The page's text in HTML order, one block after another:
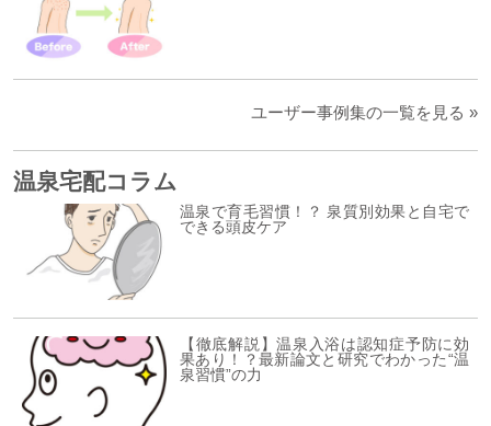
ユーザー事例集の一覧を見る »
温泉宅配コラム
温泉で育毛習慣！？ 泉質別効果と自宅で
できる頭皮ケア
【徹底解説】温泉入浴は認知症予防に効
果あり！？最新論文と研究でわかった“温
泉習慣”の力